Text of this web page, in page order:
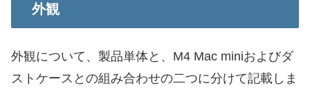
外観
外観について、製品単体と、M4 Mac miniおよびダ
ストケースとの組み合わせの二つに分けて記載しま